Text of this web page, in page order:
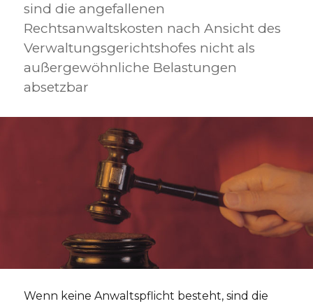
sind die angefallenen
Rechtsanwaltskosten nach Ansicht des
Verwaltungsgerichtshofes nicht als
außergewöhnliche Belastungen
absetzbar
Wenn keine Anwaltspflicht besteht, sind die